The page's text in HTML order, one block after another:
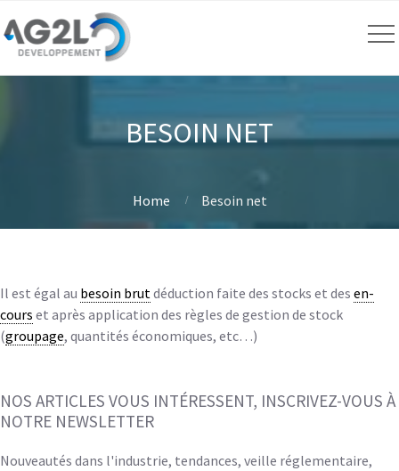
BESOIN NET
Home Besoin net
Il est égal au besoin brutdéduction faite des stocks et des en-
cours et après application des règles de gestion de stock
(groupage, quantités économiques, etc…)
NOS ARTICLES VOUS INTÉRESSENT, INSCRIVEZ-VOUS À
NOTRE NEWSLETTER
Nouveautés dans l'industrie, tendances, veille réglementaire,